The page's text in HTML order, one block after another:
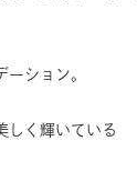
ション。
しく輝いている